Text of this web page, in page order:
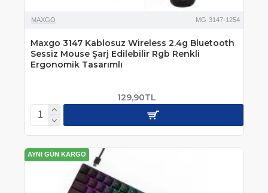
MAXGO MG-3147-1254
Maxgo 3147 Kablosuz Wireless 2.4g Bluetooth
Sessiz Mouse Şarj Edilebilir Rgb Renkli
Ergonomik Tasarımlı
129,90TL
AYNI GÜN KARGO